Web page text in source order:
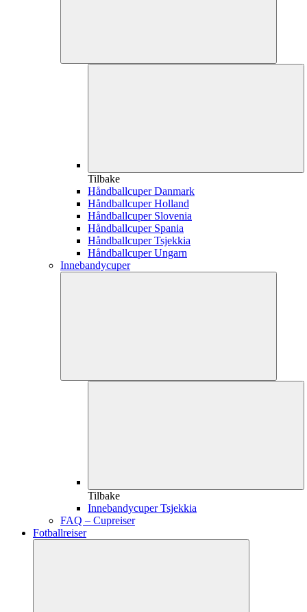
Tilbake
Håndballcuper Danmark
Håndballcuper Holland
Håndballcuper Slovenia
Håndballcuper Spania
Håndballcuper Tsjekkia
Håndballcuper Ungarn
Innebandycuper
Tilbake
Innebandycuper Tsjekkia
FAQ – Cupreiser
Fotballreiser